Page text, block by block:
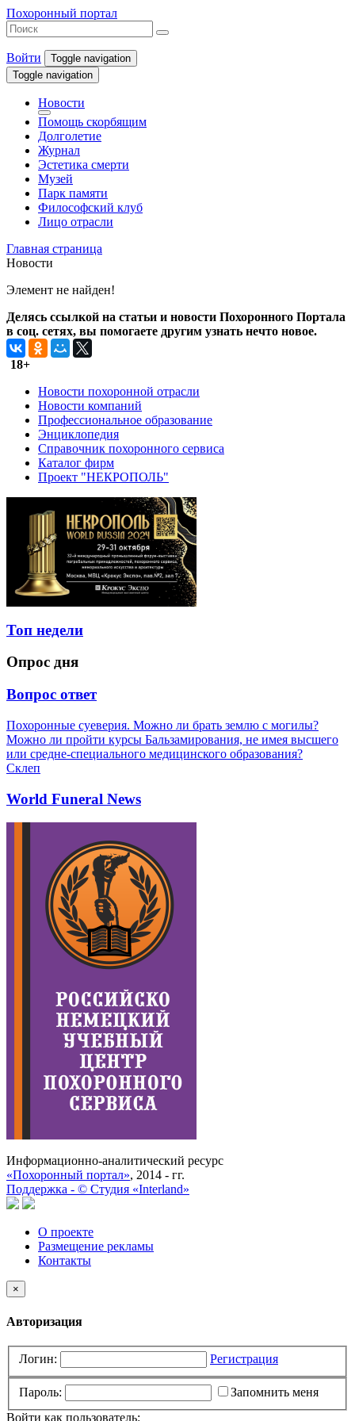
Похоронный портал
Войти
Toggle navigation
Toggle navigation
Новости
Помощь скорбящим
Долголетие
Журнал
Эстетика смерти
Музей
Парк памяти
Философский клуб
Лицо отрасли
Главная страница
Новости
Элемент не найден!
Делясь ссылкой на статьи и новости Похоронного Портала
в соц. сетях, вы помогаете другим узнать нечто новое.
18+
Новости похоронной отрасли
Новости компаний
Профессиональное образование
Энциклопедия
Справочник похоронного сервиса
Каталог фирм
Проект "НЕКРОПОЛЬ"
Топ недели
Опрос дня
Вопрос ответ
Похоронные суеверия. Можно ли брать землю с могилы?
Можно ли пройти курсы Бальзамирования, не имея высшего
или средне-специального медицинского образования?
Склеп
World Funeral News
Информационно-аналитический ресурс
«Похоронный портал», 2014 - гг.
Поддержка - © Cтудия «Interland»
О проекте
Размещение рекламы
Контакты
×
Авторизация
Логин: Регистрация
Пароль:
Запомнить меня
Войти как пользователь: